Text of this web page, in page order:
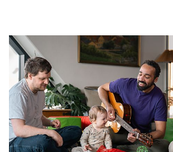
Fars Legestue